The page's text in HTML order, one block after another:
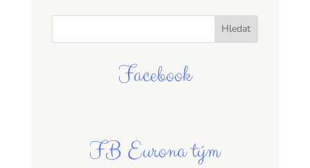
Facebook
FB Eurona tým